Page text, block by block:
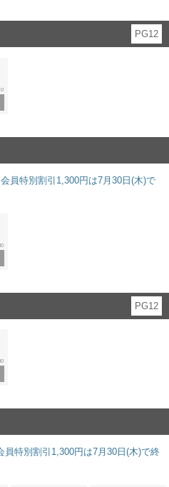
PG12
員特別割引1,300円は7月30日(木)で
PG12
特別割引1,300円は7月30日(木)で終